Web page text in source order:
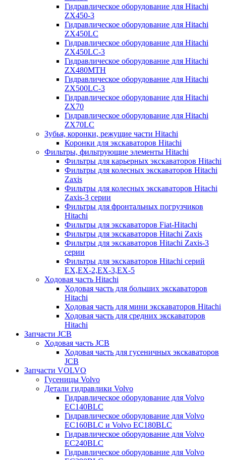
Гидравлическое оборудование для Hitachi
ZX450-3
Гидравлическое оборудование для Hitachi
ZX450LC
Гидравлическое оборудование для Hitachi
ZX450LC-3
Гидравлическое оборудование для Hitachi
ZX480MTH
Гидравлическое оборудование для Hitachi
ZX500LC-3
Гидравлическое оборудование для Hitachi
ZX70
Гидравлическое оборудование для Hitachi
ZX70LC
Зубья, коронки, режущие части Hitachi
Коронки для экскаваторов Hitachi
Фильтры, фильтрующие элементы Hitachi
Фильтры для карьерных экскаваторов Hitachi
Фильтры для колесных экскаваторов Hitachi
Zaxis
Фильтры для колесных экскаваторов Hitachi
Zaxis-3 серии
Фильтры для фронтальных погрузчиков
Hitachi
Фильтры для экскаваторов Fiat-Hitachi
Фильтры для экскаваторов Hitachi Zaxis
Фильтры для экскаваторов Hitachi Zaxis-3
серии
Фильтры для экскаваторов Hitachi серий
EX,EX-2,EX-3,EX-5
Ходовая часть Hitachi
Ходовая часть для больших экскаваторов
Hitachi
Ходовая часть для мини экскаваторов Hitachi
Ходовая часть для средних экскаваторов
Hitachi
Запчасти JCB
Ходовая часть JCB
Ходовая часть для гусеничных экскаваторов
JCB
Запчасти VOLVO
Гусеницы Volvo
Детали гидравлики Volvo
Гидравлическое оборудование для Volvo
EC140BLC
Гидравлическое оборудование для Volvo
EC160BLC и Volvo EC180BLC
Гидравлическое оборудование для Volvo
EC240BLC
Гидравлическое оборудование для Volvo